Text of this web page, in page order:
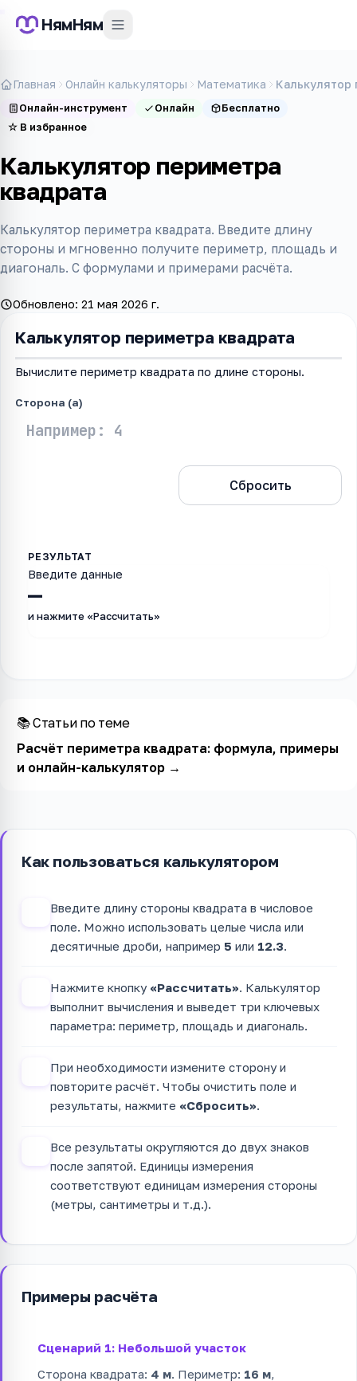
НямНям
Главная Онлайн калькуляторы Математика Калькулятор
Онлайн-инструмент Онлайн
Бесплатно
☆ В избранное
Калькулятор периметра
квадрата
Калькулятор периметра квадрата. Введите длину
стороны и мгновенно получите периметр, площадь и
диагональ. С формулами и примерами расчёта.
Обновлено: 21 мая 2026 г.
Калькулятор периметра квадрата
Вычислите периметр квадрата по длине стороны.
Сторона (a)
Сбросить
—
Введите данные
и нажмите «Рассчитать»
📚 Статьи по теме
Расчёт периметра квадрата: формула, примеры
и онлайн-калькулятор→
Как пользоваться калькулятором
Введите длину стороны квадрата в числовое
поле. Можно использовать целые числа или
десятичные дроби, например 5 или 12.3.
Нажмите кнопку «Рассчитать». Калькулятор
выполнит вычисления и выведет три ключевых
параметра: периметр, площадь и диагональ.
При необходимости измените сторону и
повторите расчёт. Чтобы очистить поле и
результаты, нажмите «Сбросить».
Все результаты округляются до двух знаков
после запятой. Единицы измерения
соответствуют единицам измерения стороны
(метры, сантиметры и т.д.).
Примеры расчёта
Сценарий 1: Небольшой участок
Сторона квадрата: 4 м. Периметр: 16 м,